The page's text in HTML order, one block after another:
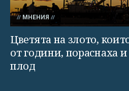
МНЕНИЯ
Цветята на злото,
от години, пораснаха
плод